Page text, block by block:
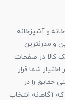
و آشپزخانه
و مدرنترین
کالا در صفحات
شما قرار
حقایق را در
آگاهانه انتخاب